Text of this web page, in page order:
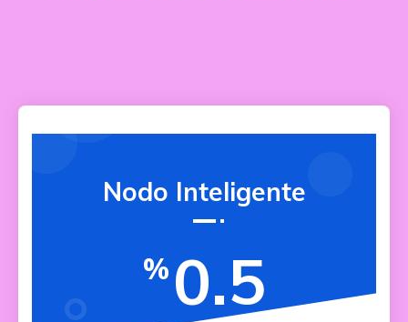
Nodo Inteligente
% 0.5